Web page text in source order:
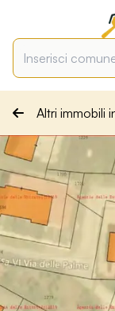
Altri immobili